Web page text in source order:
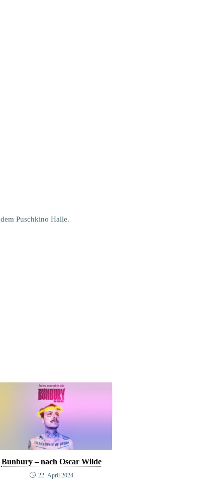
Puschkino Halle.
Bunbury – nach Oscar Wilde
22. April 2024